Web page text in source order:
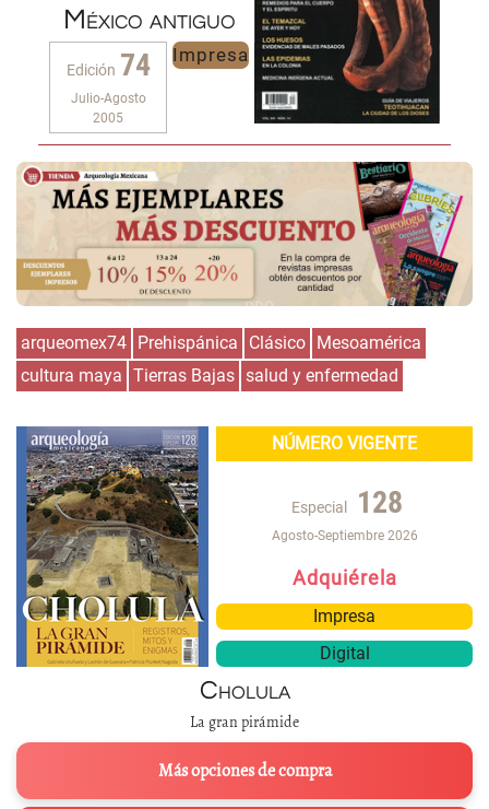
México antiguo
Edición 74
Julio-Agosto
2005
Impresa
arqueomex74 Prehispánica Clásico Mesoamérica
cultura maya Tierras Bajas salud y enfermedad
NÚMERO VIGENTE
Especial 128
Agosto-Septiembre 2026
Adquiérela
Impresa
Digital
Cholula
La gran pirámide
Más opciones de compra